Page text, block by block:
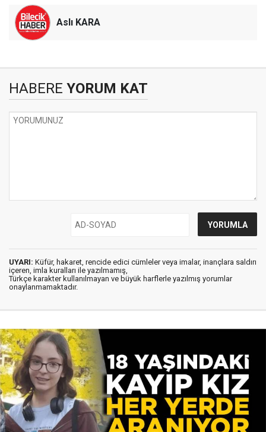
Aslı KARA
HABERE YORUM KAT
UYARI: Küfür, hakaret, rencide edici cümleler veya imalar, inançlara saldırı
içeren, imla kuralları ile yazılmamış,
Türkçe karakter kullanılmayan ve büyük harflerle yazılmış yorumlar
onaylanmamaktadır.